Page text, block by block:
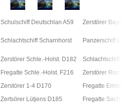
Schulschiff Deutschlan A59
Zerstörer Bayern
Schlachtschiff Scharnhorst Panzerschiff Graf
Zerstörer Schle.-Holst. D182
Schlachtschiff
Fregatte Schle.-Holst. F216
Zerstörer
Zerstörer 1-4 D170
Fregatte Emden
Zertsörer Lütjens D185
Fregatte Sachsen